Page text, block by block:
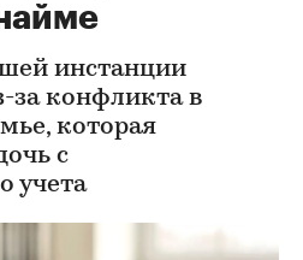
инстанции
за конфликта в
которая
с
учета